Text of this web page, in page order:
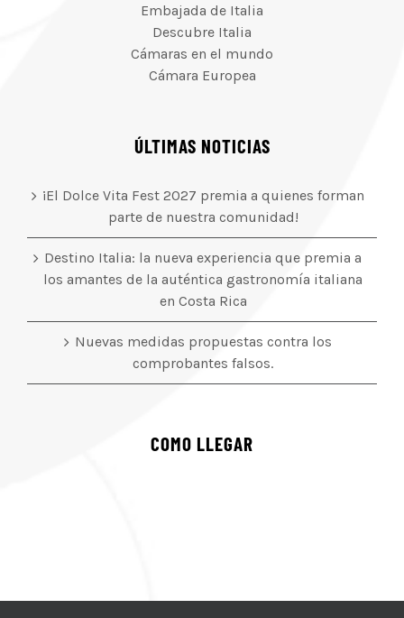
Embajada de Italia
Descubre Italia
Cámaras en el mundo
Cámara Europea
ÚLTIMAS NOTICIAS
¡El Dolce Vita Fest 2027 premia a quienes forman
parte de nuestra comunidad!
Destino Italia: la nueva experiencia que premia a
los amantes de la auténtica gastronomía italiana
en Costa Rica
Nuevas medidas propuestas contra los
comprobantes falsos.
COMO LLEGAR